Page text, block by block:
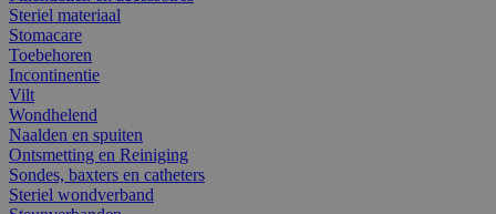
Steriel materiaal
Stomacare
Toebehoren
Incontinentie
Vilt
Wondhelend
Naalden en spuiten
Ontsmetting en Reiniging
Sondes, baxters en catheters
Steriel wondverband